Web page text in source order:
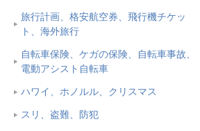
旅行計画、格安航空券、飛行機チケッ
ト、海外旅行
自転車保険、ケガの保険、自転車事故、
電動アシスト自転車
ハワイ、ホノルル、クリスマス
スリ、盗難、防犯